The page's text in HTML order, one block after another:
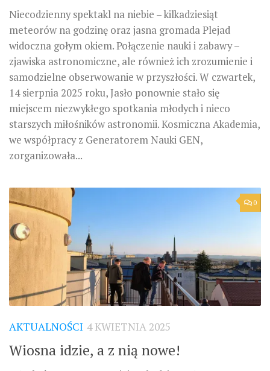
Niecodzienny spektakl na niebie – kilkadziesiąt
meteorów na godzinę oraz jasna gromada Plejad
widoczna gołym okiem. Połączenie nauki i zabawy –
zjawiska astronomiczne, ale również ich zrozumienie i
samodzielne obserwowanie w przyszłości. W czwartek,
14 sierpnia 2025 roku, Jasło ponownie stało się
miejscem niezwykłego spotkania młodych i nieco
starszych miłośników astronomii. Kosmiczna Akademia,
we współpracy z Generatorem Nauki GEN,
zorganizowała...
0
AKTUALNOŚCI 4 KWIETNIA 2025
Wiosna idzie, a z nią nowe!